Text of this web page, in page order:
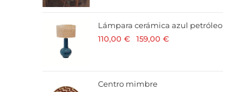
Lámpara cerámica azul petróleo
110,00 € 159,00 €
Centro mimbre